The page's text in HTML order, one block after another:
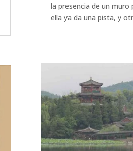
la presencia de un
ella ya da una pista, y